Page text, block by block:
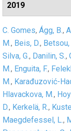
2019
C. Gomes, Ágg, B.,
M., Beis, D., Betsou,
Silva, G., Danilin, S.,
M., Enguita, F.,
M., Karađuzović-
Hlavackova, M.,
D., Kerkelä, R.,
Maegdefessel, L.,